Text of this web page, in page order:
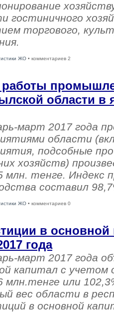
гостиничного
торгового,
ЖО • комментариев 2
работы
области в
март 2017 года
области
подсобные
хозяйств)
млн. тенге. Индекс
составил
ЖО • комментариев 0
в основной
года
март 2017 года
капитал с учетом
млн.тенге или
вес области в
в основной